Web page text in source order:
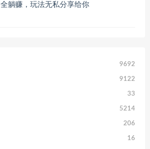
全躺赚，玩法无私分享给你
9692
9122
33
5214
206
16